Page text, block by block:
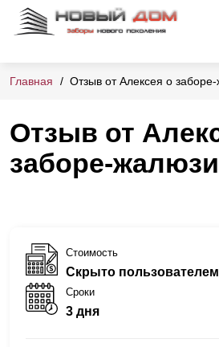
Главная Отзыв от Алексея о
Отзыв от
заборе-
Стоимость
Скрыто
Сроки
3 дня